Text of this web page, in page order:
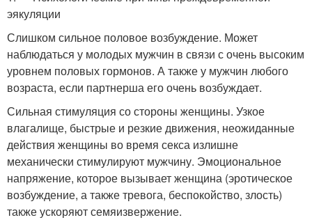
эякуляции
Слишком сильное половое возбуждение. Может
наблюдаться у молодых мужчин в связи с очень высоким
уровнем половых гормонов. А также у мужчин любого
возраста, если партнерша его очень возбуждает.
Сильная стимуляция со стороны женщины. Узкое
влагалище, быстрые и резкие движения, неожиданные
действия женщины во время секса излишне
механически стимулируют мужчину. Эмоциональное
напряжение, которое вызывает женщина (эротическое
возбуждение, а также тревога, беспокойство, злость)
также ускоряют семяизвержение.